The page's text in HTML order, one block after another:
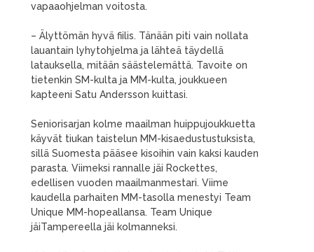
vapaaohjelman voitosta.
– Älyttömän hyvä fiilis. Tänään piti vain nollata
lauantain lyhytohjelma ja lähteä täydellä
latauksella, mitään säästelemättä. Tavoite on
tietenkin SM-kulta ja MM-kulta, joukkueen
kapteeni Satu Andersson kuittasi.
Seniorisarjan kolme maailman huippujoukkuetta
käyvät tiukan taistelun MM-kisaedustustuksista,
sillä Suomesta pääsee kisoihin vain kaksi kauden
parasta. Viimeksi rannalle jäi Rockettes,
edellisen vuoden maailmanmestari. Viime
kaudella parhaiten MM-tasolla menestyi Team
Unique MM-hopeallansa. Team Unique
jäiTampereella jäi kolmanneksi.